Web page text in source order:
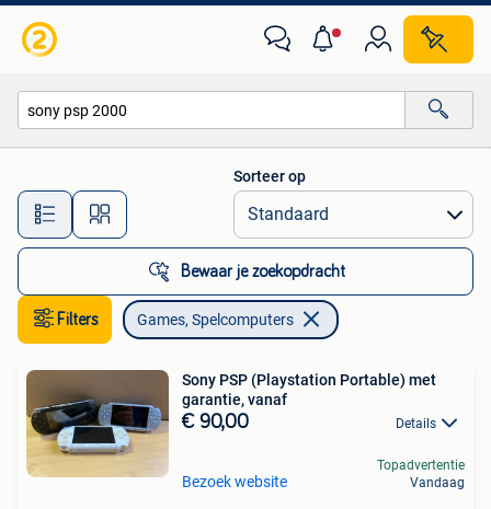
Alle afstanden…
Sorteer op
Bewaar je zoekopdracht
Filters Games, Spelcomputers
Sony PSP (Playstation Portable) met
garantie, vanaf
€ 90,00 Details
Bezoek website
Topadvertentie
Vandaag